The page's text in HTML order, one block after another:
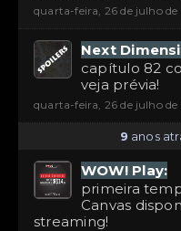
quarta-feira, 26 de julho de
Next
capítulo 82
veja prévia!
quarta-feira, 26 de julho
9 anos
WOW! Play:
primeira
Canvas
streaming!